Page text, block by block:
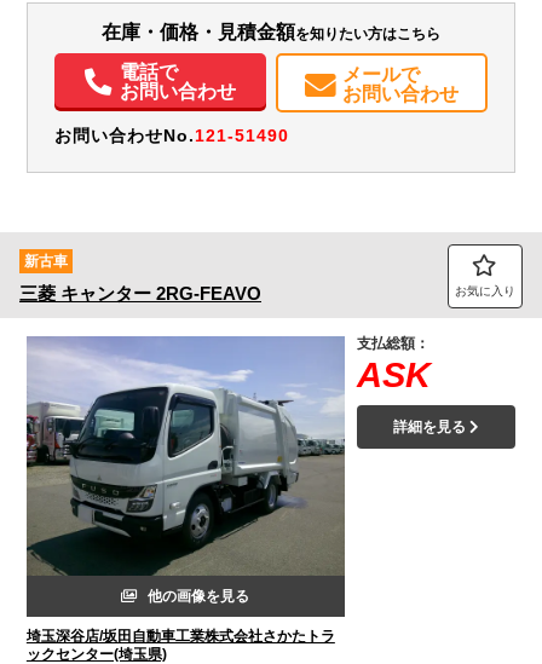
装備情報
エアコン パワステ パワーウィンドウ ABS エアバッグ
電動格納ミラー
バックモニター
取扱説明書（一部含む） メンテナンスノート（保証書）
在庫・価格・見積金額を知りたい方はこちら
電話で
お問い合わせ
メールで
お問い合わせ
お問い合わせNo.121-51490
新古車
三菱 キャンター 2RG-FEAVO お気に入り
他の画像を見る
埼玉深谷店/坂田自動車工業株式会社さかたトラ
ックセンター(埼玉県)
支払総額：
ASK
詳細を見る